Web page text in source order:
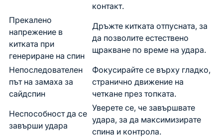
контакт.
Прекалено
напрежение в
китката при
генериране на спин
Дръжте китката отпусната, за
да позволите естествено
щракване по време на удара.
Непоследователен
път на замаха за
сайдспин
Фокусирайте се върху гладко,
странично движение на
четкане през топката.
Неспособност да се
завърши удара
Уверете се, че завършвате
удара, за да максимизирате
спина и контрола.